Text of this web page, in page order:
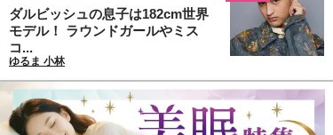
ダルビッシュの息子は182cm世界
モデル！ ラウンドガールやミス
コ...
ゆるま 小林